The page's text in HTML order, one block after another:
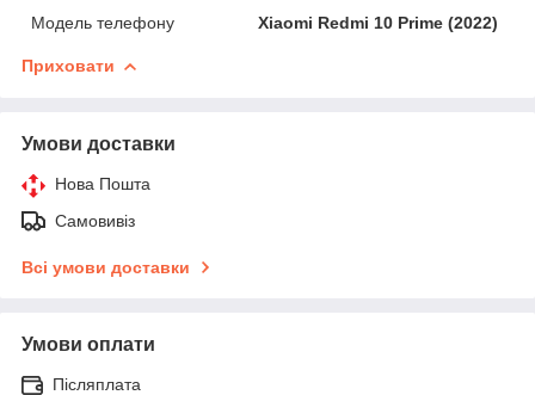
Модель телефону
Xiaomi Redmi 10 Prime (2022)
Приховати
Умови доставки
Нова Пошта
Самовивіз
Всі умови доставки
Умови оплати
Післяплата